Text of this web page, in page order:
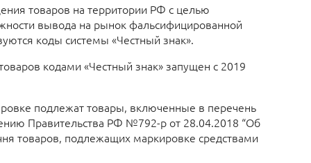
товаров на территории РФ с целью
вывода на рынок фальсифицированной
коды системы «Честный знак».
кодами «Честный знак» запущен с 2019
подлежат товары, включенные в перечень
Правительства РФ №792-р от 28.04.2018 “Об
товаров, подлежащих маркировке средствами